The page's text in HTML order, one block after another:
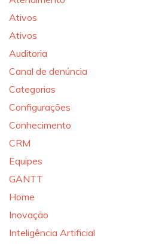
Ativos
Ativos
Auditoria
Canal de denúncia
Categorias
Configurações
Conhecimento
CRM
Equipes
GANTT
Home
Inovação
Inteligência Artificial